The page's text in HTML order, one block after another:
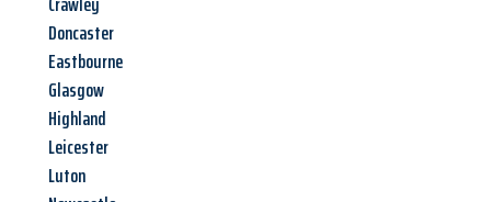
Doncaster
Eastbourne
Glasgow
Highland
Leicester
Luton